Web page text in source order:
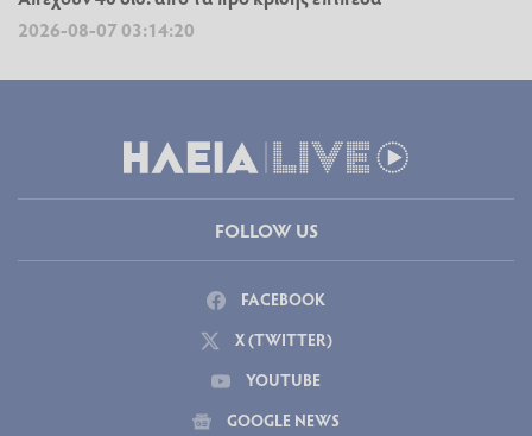
2026-08-07 03:14:20
FOLLOW US
FACEBOOK
X (TWITTER)
YOUTUBE
GOOGLE NEWS